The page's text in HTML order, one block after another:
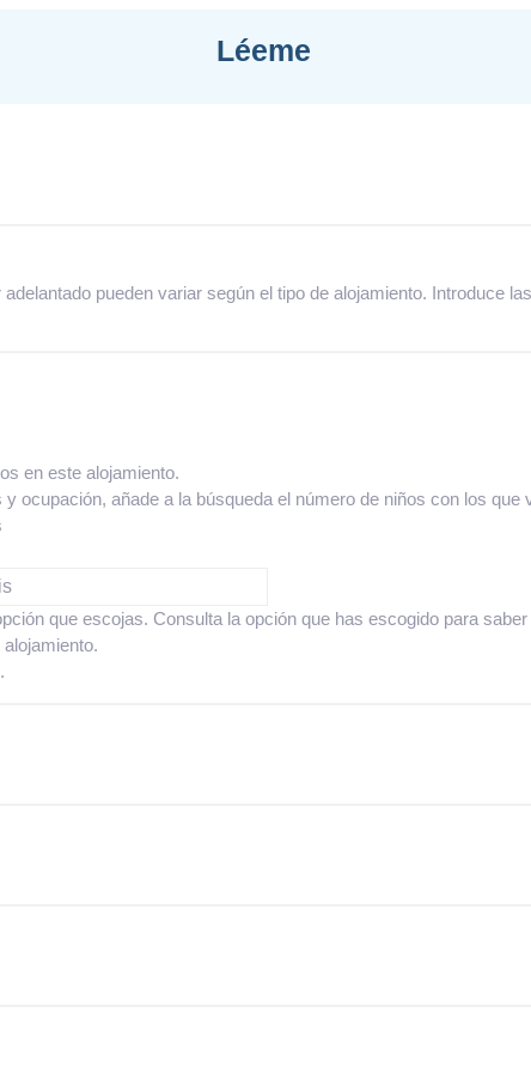
Léeme
pueden variar según el tipo de alojamiento. Introduce
en este alojamiento.
ocupación, añade a la búsqueda el número de niños con los que
que escojas. Consulta la opción que has escogido para